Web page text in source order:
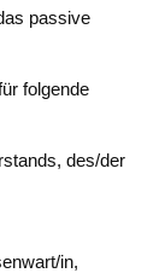
passive
folgende
des/der
in,